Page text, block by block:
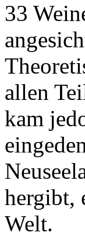
33
allen
kam
hergibt,
Welt.